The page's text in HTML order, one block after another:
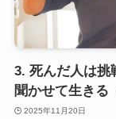
3. 死んだ人は挑
聞かせて生きる
2025年11月20日